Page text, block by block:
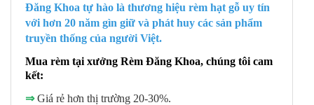
Đăng Khoa tự hào là thương hiệu rèm hạt gỗ uy tín
với hơn 20 năm gìn giữ và phát huy các sản phẩm
truyền thống của người Việt.
Mua rèm tại xưởng Rèm Đăng Khoa, chúng tôi cam
kết:
⇒Giá rẻ hơn thị trường 20-30%.